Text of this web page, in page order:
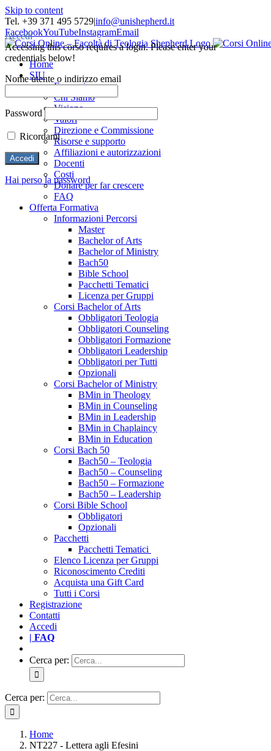
Skip to content
Tel. +39 371 495 5729|info@unishepherd.it
FacebookYouTubeInstagramEmail
Home
SIU
Formazione
Chi Siamo
Visione
Valori
Direzione e Commissione
Risorse e supporto
Affiliazioni e autorizzazioni
Docenti
Costi
Donare per far crescere
FAQ
Offerta Formativa
Informazioni Percorsi
Master
Bachelor of Arts
Bachelor of Ministry
Bach50
Bible School
Pacchetti Tematici
Licenza per Gruppi
Corsi Bachelor of Arts
Obbligatori Teologia
Obbligatori Counseling
Obbligatori Formazione
Obbligatori Leadership
Obbligatori per Tutti
Opzionali
Corsi Bachelor of Ministry
BMin in Theology
BMin in Counseling
BMin in Leadership
BMin in Chaplaincy
BMin in Education
Corsi Bach 50
Bach50 – Teologia
Bach50 – Counseling
Bach50 – Formazione
Bach50 – Leadership
Corsi Bible School
Obbligatori
Opzionali
Pacchetti
Pacchetti Tematici
Elenco Licenza per Gruppi
Riconoscimento Crediti
Acquista una Gift Card
Tutti i Corsi
Registrazione
Contatti
Accedi
| FAQ
Cerca per:
Cerca per:
Home
NT227 - Lettera agli Efesini
Accedi
Accessing this corso requires a login. Please enter your
credentials below!
Nome utente o indirizzo email
Password
Ricordami
Hai perso la password